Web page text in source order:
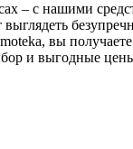
– с нашими
выглядеть
вы
и выгодные